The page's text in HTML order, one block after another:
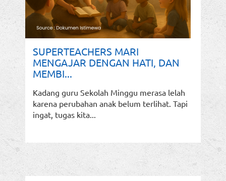
SUPERTEACHERS MARI
MENGAJAR DENGAN HATI, DAN
MEMBI...
Kadang guru Sekolah Minggu merasa lelah
karena perubahan anak belum terlihat. Tapi
ingat, tugas kita...